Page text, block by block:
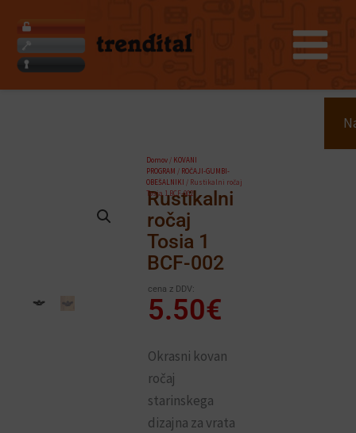
content
Rustikalni
ročaj
Tosia 1
BCF-002
Domov/ KOVANI
PROGRAM / ROČAJI-GUMBI-
OBEŠALNIKI / Rustikalni ročaj
Tosia 1 BCF-002
cena z DDV:
5.50€
Okrasni kovan
ročaj
starinskega
dizajna za vrata